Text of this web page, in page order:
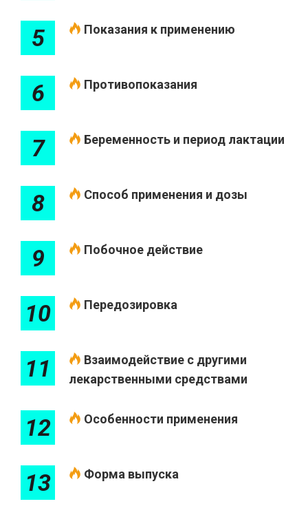
5 Показания к применению
6 Противопоказания
7 Беременность и период лактации
8 Способ применения и дозы
9 Побочное действие
10 Передозировка
11
Взаимодействие с другими
лекарственными средствами
12 Особенности применения
13 Форма выпуска